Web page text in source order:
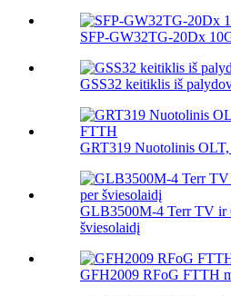
SFP-GW32TG-20Dx
GSS32 keitiklis iš
GRT319 Nuotolinis
GLB3500M-4 Terr TV ir
šviesolaidį
GFH2009 RFoG FTTH